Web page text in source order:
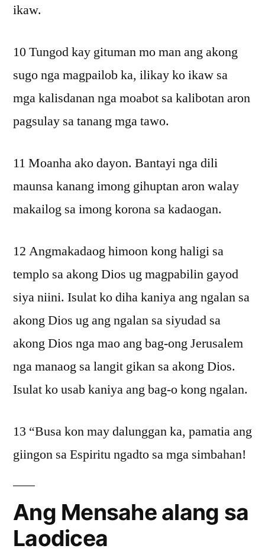
ikaw.
10 Tungod kay gituman mo man ang akong
sugo nga magpailob ka, ilikay ko ikaw sa
mga kalisdanan nga moabot sa kalibotan aron
pagsulay sa tanang mga tawo.
11 Moanha ako dayon. Bantayi nga dili
maunsa kanang imong gihuptan aron walay
makailog sa imong korona sa kadaogan.
12 Angmakadaog himoon kong haligi sa
templo sa akong Dios ug magpabilin gayod
siya niini. Isulat ko diha kaniya ang ngalan sa
akong Dios ug ang ngalan sa siyudad sa
akong Dios nga mao ang bag-ong Jerusalem
nga manaog sa langit gikan sa akong Dios.
Isulat ko usab kaniya ang bag-o kong ngalan.
13 “Busa kon may dalunggan ka, pamatia ang
giingon sa Espiritu ngadto sa mga simbahan!
Ang Mensahe alang sa
Laodicea